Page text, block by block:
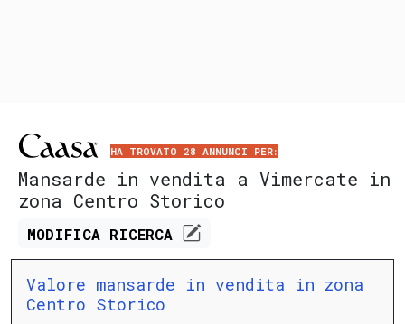
HA TROVATO 28 ANNUNCI PER:
Mansarde in vendita a Vimercate in
zona Centro Storico
MODIFICA RICERCA
Valore mansarde in vendita in zona
Centro Storico